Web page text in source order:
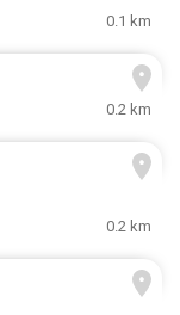
0.1 km
0.2 km
0.2 km